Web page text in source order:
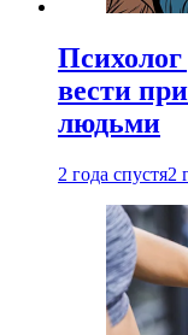
Психолог
вести
людьми
2 года спустя2